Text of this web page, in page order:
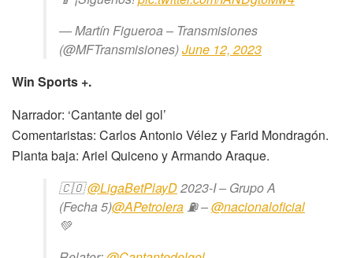
— Martín Figueroa – Transmisiones
(@MFTransmisiones)June 12, 2023
Win Sports +.
Narrador: ‘Cantante del gol’
Comentaristas: Carlos Antonio Vélez y Farid Mondragón.
Planta baja: Ariel Quiceno y Armando Araque.
🇨🇴@LigaBetPlayD2023-I – Grupo A
(Fecha 5)@APetrolera ⛽️ –@nacionaloficial
💚